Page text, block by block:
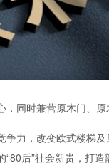
同时兼营原木门、
力，改变欧式楼梯
后”社会新贵，打